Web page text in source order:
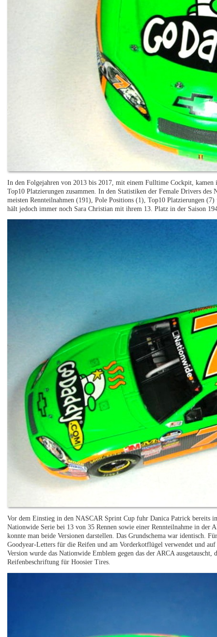
In den Folgejahren von 2013 bis 2017, mit einem Fulltime Cockpit,
Top10 Platzierungen zusammen. In den Statistiken der Female Drivers
meisten Rennteilnahmen (191), Pole Positions (1), Top10 Platzierungen
hält jedoch immer noch Sara Christian mit ihrem 13. Platz in der Saison
Vor dem Einstieg in den NASCAR Sprint Cup fuhr Danica Patrick bereits
Nationwide Serie bei 13 von 35 Rennen sowie einer Rennteilnahme in der
konnte man beide Versionen darstellen. Das Grundschema war identisch.
Goodyear-Letters für die Reifen und am Vorderkotflügel verwendet und
Version wurde das Nationwide Emblem gegen das der ARCA
Reifenbeschriftung für Hoosier Tires.